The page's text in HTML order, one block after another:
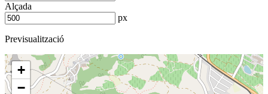
Alçada
px
Previsualització